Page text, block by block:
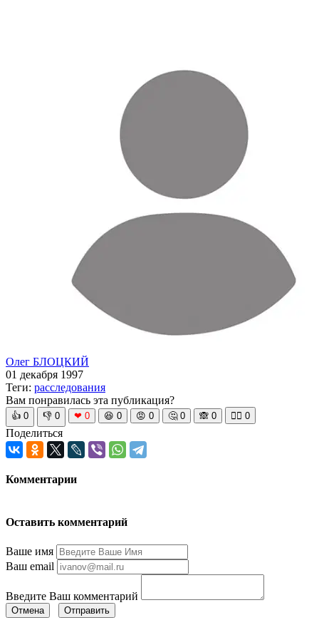
Олег БЛОЦКИЙ
01 декабря 1997
Теги: расследования
Вам понравилась эта публикация?
👍 0 👎 0 ❤ 0 😆 0 😡 0 🤔 0 🙈 0 🧘‍♀️ 0
Поделиться
Комментарии
Оставить комментарий
Ваше имя
Ваш email
Введите Ваш комментарий
Отмена Отправить